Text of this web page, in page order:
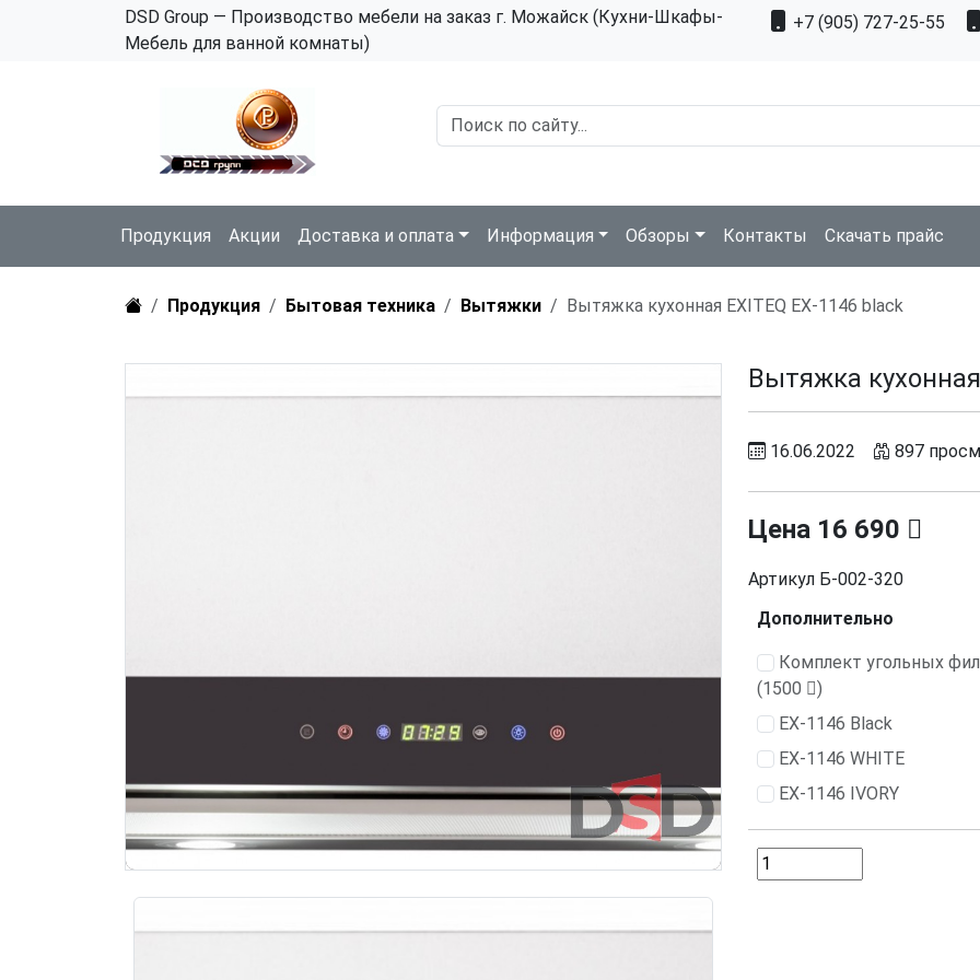
DSD Group — Производство мебели на заказ г. Можайск (Кухни-Шкафы-
Мебель для ванной комнаты)
+7 (905) 727-25-55
Продукция Акции Доставка и оплата Информация Обзоры Контакты Скачать прайс
Продукция Бытовая техника Вытяжки Вытяжка кухонная EXITEQ EX-1146 black
Вытяжка
16.06.2022 897
Цена 16 690
Артикул Б-002-320
Дополнительно
Комплект угольных
(1500
)
EX-1146 Black
EX-1146 WHITE
EX-1146 IVORY